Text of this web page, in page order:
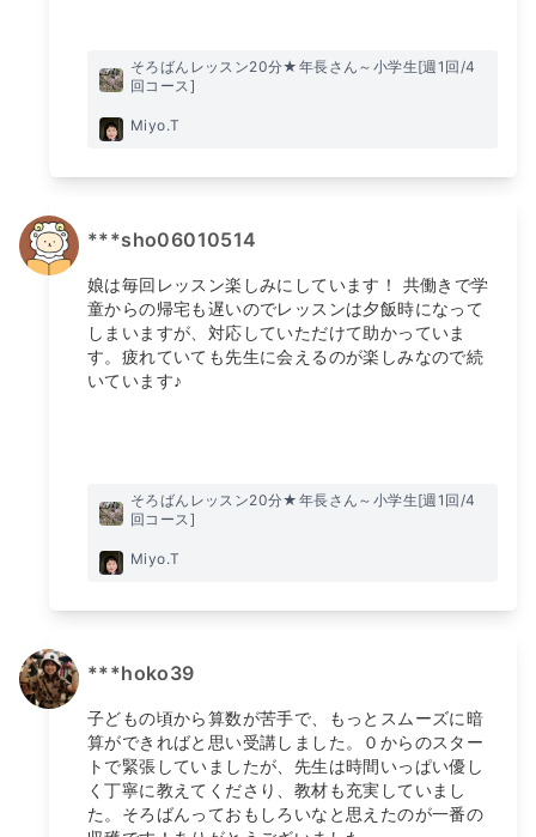
そろばんレッスン20分★年長さん～小学生[週1回/4
回コース]
Miyo.T
***sho06010514
娘は毎回レッスン楽しみにしています！ 共働きで学
童からの帰宅も遅いのでレッスンは夕飯時になって
しまいますが、対応していただけて助かっていま
す。疲れていても先生に会えるのが楽しみなので続
いています♪
そろばんレッスン20分★年長さん～小学生[週1回/4
回コース]
Miyo.T
***hoko39
子どもの頃から算数が苦手で、もっとスムーズに暗
算ができればと思い受講しました。０からのスター
トで緊張していましたが、先生は時間いっぱい優し
く丁寧に教えてくださり、教材も充実していまし
た。そろばんっておもしろいなと思えたのが一番の